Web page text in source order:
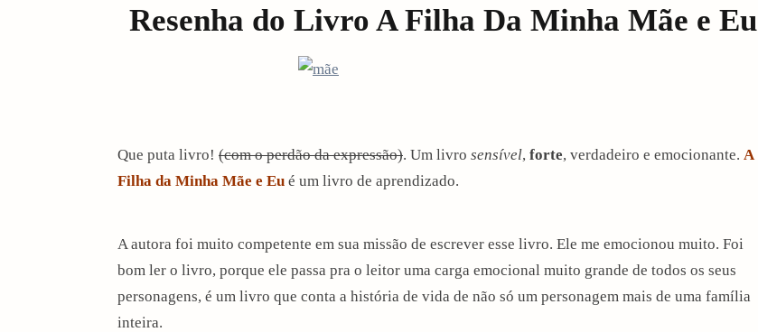
Resenha do Livro A Filha Da Minha Mãe e Eu
Que puta livro! (com o perdão da expressão). Um livro sensível, forte, verdadeiro e emocionante. A
Filha da Minha Mãe e Eu é um livro de aprendizado.
A autora foi muito competente em sua missão de escrever esse livro. Ele me emocionou muito. Foi
bom ler o livro, porque ele passa pra o leitor uma carga emocional muito grande de todos os seus
personagens, é um livro que conta a história de vida de não só um personagem mais de uma família
inteira.